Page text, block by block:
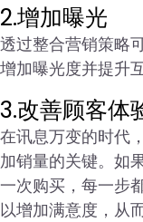
2.增加曝光
透过整合营销策略
增加曝光度并提升
3.改善顾客体
在讯息万变的时代
加销量的关键。如
一次购买，每一步
以增加满意度，从